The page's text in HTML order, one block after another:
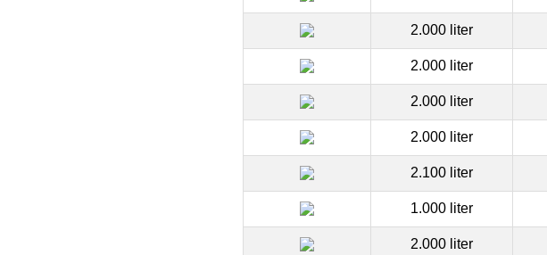
2.000 liter
2.000 liter
2.000 liter
2.000 liter
2.100 liter
1.000 liter
2.000 liter